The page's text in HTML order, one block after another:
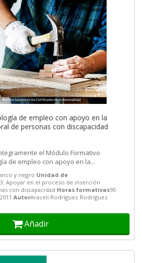
de empleo con apoyo en la
de personas con discapacidad
el Módulo Formativo
de empleo con apoyo en la...
y negro Unidad de
Apoyar en el proceso de inserción
con discapacidad Horas formativas90
AutorAraceli Rodríguez Rodríguez
Añadir